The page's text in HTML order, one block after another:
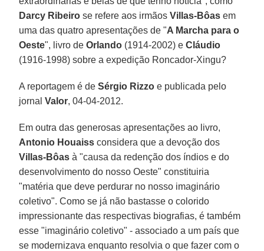
Darcy Ribeiro se refere aos irmãosVillas-Bôas em
uma das quatro apresentações de "A Marcha para o
Oeste", livro deOrlando (1914-2002) eCláudio
(1916-1998) sobre a expedição Roncador-Xingu?
A reportagem é deSérgio Rizzo e publicada pelo
jornalValor, 04-04-2012.
Em outra das generosas apresentações ao livro,
Antonio Houaiss considera que a devoção dos
Villas-Bôas à "causa da redenção dos índios e do
desenvolvimento do nosso Oeste" constituiria
"matéria que deve perdurar no nosso imaginário
coletivo". Como se já não bastasse o colorido
impressionante das respectivas biografias, é também
esse "imaginário coletivo" - associado a um país que
se modernizava enquanto resolvia o que fazer com o